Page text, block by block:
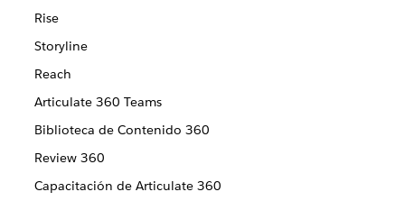
Rise
Storyline
Reach
Articulate 360 Teams
Biblioteca de Contenido 360
Review 360
Capacitación de Articulate 360